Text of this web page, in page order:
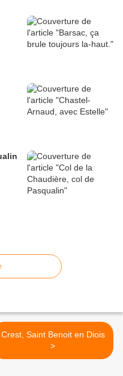
Crest, Saint Benoit en Diois
>